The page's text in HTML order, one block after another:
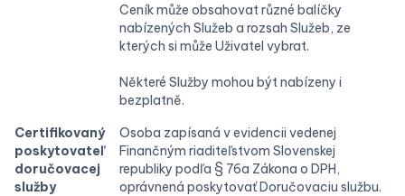
Ceník může obsahovat různé balíčky
nabízených Služeb a rozsah Služeb, ze
kterých si může Uživatel vybrat.
Některé Služby mohou být nabízeny i
bezplatně.
Certifikovaný
poskytovateľ
doručovacej
služby
Osoba zapísaná v evidencii vedenej
Finančným riaditeľstvom Slovenskej
republiky podľa § 76a Zákona o DPH,
oprávnená poskytovať Doručovaciu službu.